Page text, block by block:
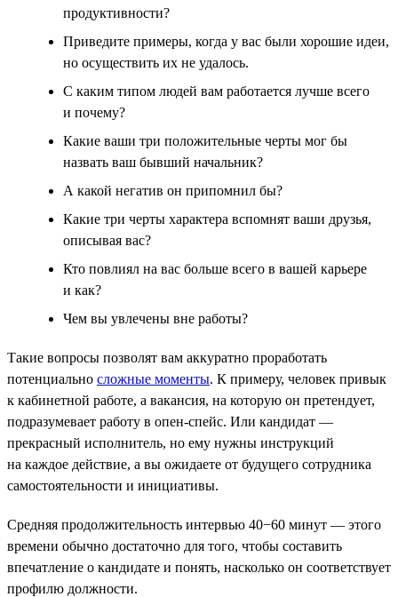
продуктивности?
Приведите примеры, когда у вас были хорошие идеи,
но осуществить их не удалось.
С каким типом людей вам работается лучше всего
и почему?
Какие ваши три положительные черты мог бы
назвать ваш бывший начальник?
А какой негатив он припомнил бы?
Какие три черты характера вспомнят ваши друзья,
описывая вас?
Кто повлиял на вас больше всего в вашей карьере
и как?
Чем вы увлечены вне работы?
Такие вопросы позволят вам аккуратно проработать
потенциально сложные моменты. К примеру, человек привык
к кабинетной работе, а вакансия, на которую он претендует,
подразумевает работу в опен-спейс. Или кандидат —
прекрасный исполнитель, но ему нужны инструкций
на каждое действие, а вы ожидаете от будущего сотрудника
самостоятельности и инициативы.
Средняя продолжительность интервью 40−60 минут — этого
времени обычно достаточно для того, чтобы составить
впечатление о кандидате и понять, насколько он соответствует
профилю должности.